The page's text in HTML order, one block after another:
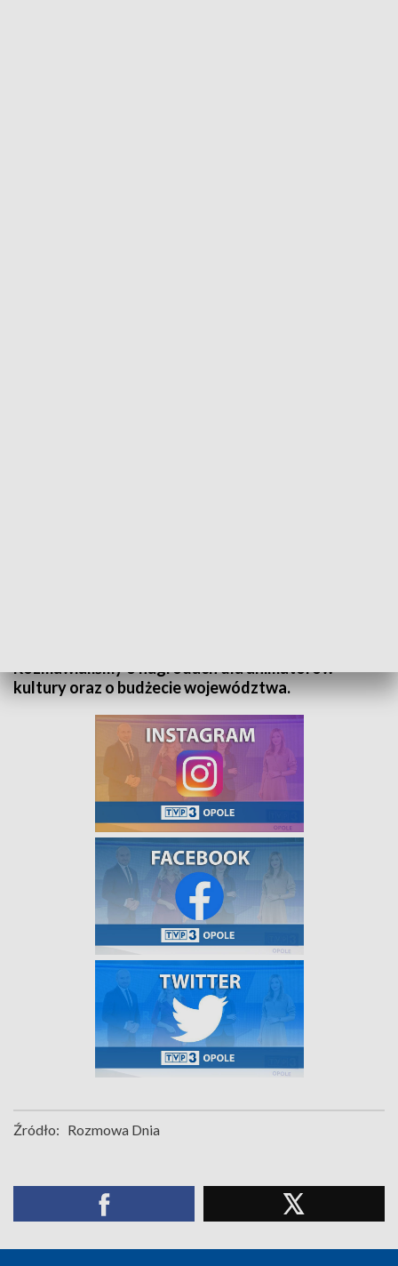
Rozmawialiśmy o nagrodach dla animatorów
kultury oraz o budżecie województwa.
Źródło: Rozmowa Dnia